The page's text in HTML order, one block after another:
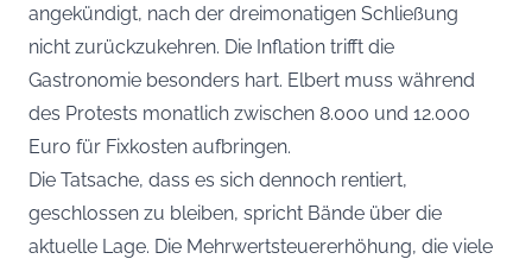
angekündigt, nach der dreimonatigen Schließung
nicht zurückzukehren. Die Inflation trifft die
Gastronomie besonders hart. Elbert muss während
des Protests monatlich zwischen 8.000 und 12.000
Euro für Fixkosten aufbringen.
Die Tatsache, dass es sich dennoch rentiert,
geschlossen zu bleiben, spricht Bände über die
aktuelle Lage. Die Mehrwertsteuererhöhung, die viele